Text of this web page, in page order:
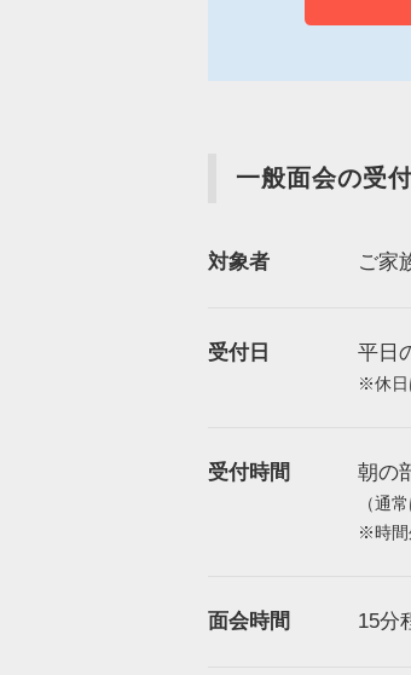
一般面会の受
対象者 ご家
受付日 平日
※休日
受付時間 朝の
（通
※時間
面会時間 15分